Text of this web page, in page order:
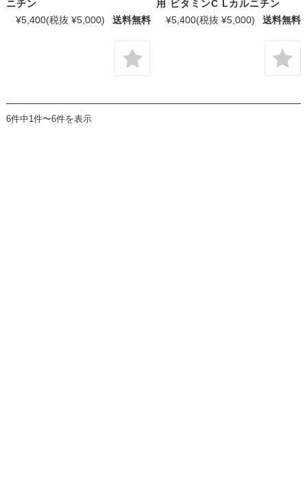
ニチン
¥5,400(税抜 ¥5,000) 送料無料
用 ビタミンC Lカルニチン
¥5,400(税抜 ¥5,000) 送料無料
6件中1件〜6件を表示